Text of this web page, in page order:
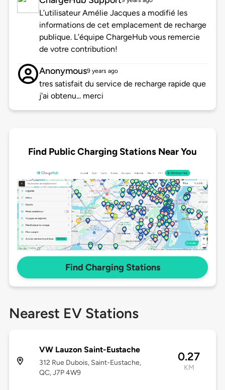
L’utilisateur Amélie Jacques a modifié les
informations de cet emplacement de recharge
publique. L’équipe ChargeHub vous remercie
de votre contribution!
Anonymous9 years ago
tres satisfait du service de recharge rapide que
j'ai obtenu... merci
Find Public Charging Stations Near You
Find Charging Stations
Nearest EV Stations
VW Lauzon Saint-Eustache
312 Rue Dubois, Saint-Eustache,
QC, J7P 4W9
0.27
KM